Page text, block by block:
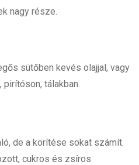
nagy része.
sütőben kevés olajjal, vagy
tálakban.
de a körítése sokat számít.
cukros és zsíros